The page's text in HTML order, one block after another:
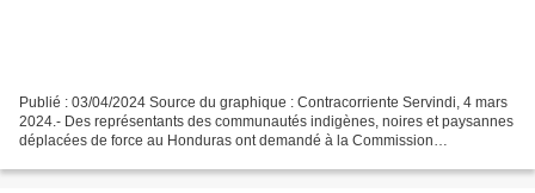
Publié : 03/04/2024 Source du graphique : Contracorriente Servindi, 4 mars
2024.- Des représentants des communautés indigènes, noires et paysannes
déplacées de force au Honduras ont demandé à la Commission